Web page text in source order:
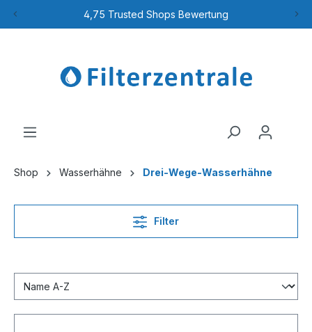
4,75 Trusted Shops Bewertung
Shop Wasserhähne Drei-Wege-Wasserhähne
Filter